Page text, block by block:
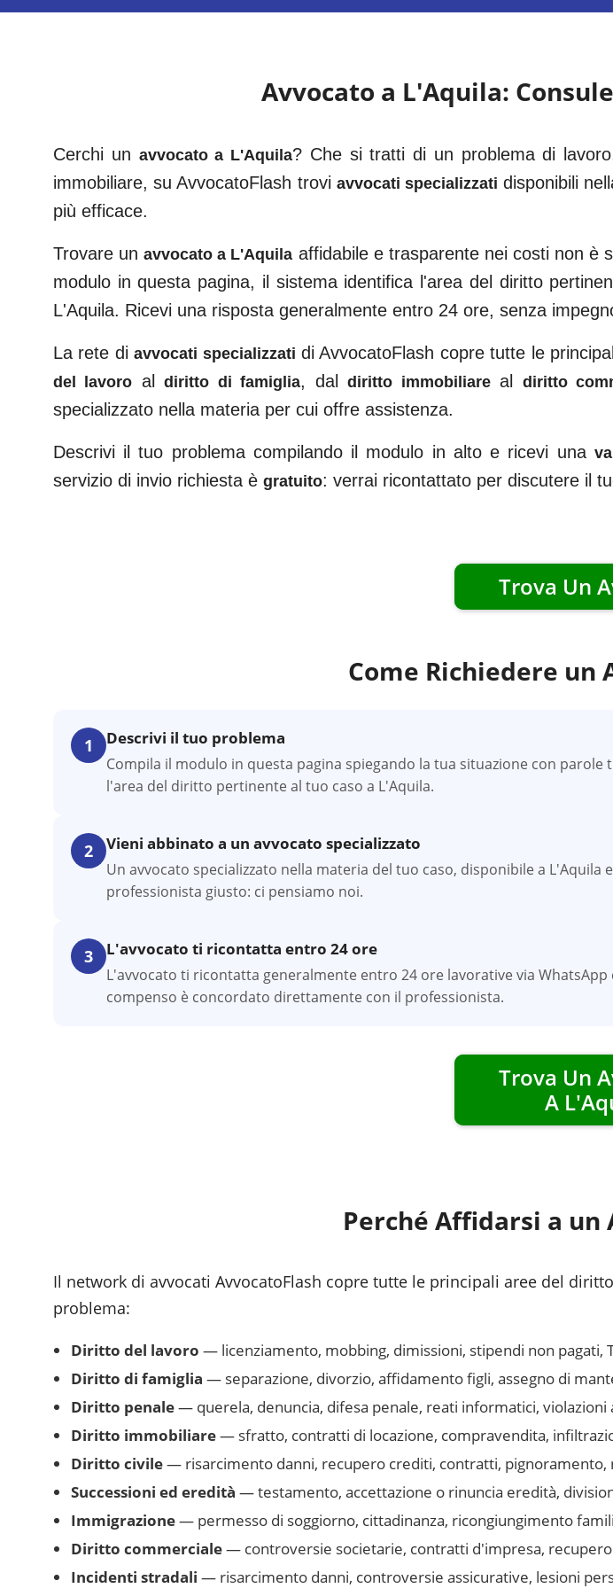
Avvocato a L'Aquila:
Cerchi un avvocato a L'Aquila? Che si tratti di un problema di
immobiliare, su AvvocatoFlash trovi avvocati specializzati disponibili
più efficace.
Trovare unavvocato a L'Aquila affidabile e trasparente nei costi non è
modulo in questa pagina, il sistema identifica l'area del diritto
L'Aquila. Ricevi una risposta generalmente entro 24 ore, senza
La rete diavvocati specializzati di AvvocatoFlash copre tutte le
del lavoro al diritto di famiglia, dal diritto immobiliareal diritto
specializzato nella materia per cui offre assistenza.
Descrivi il tuo problema compilando il modulo in alto e ricevi una
servizio di invio richiesta è gratuito: verrai ricontattato per discutere il
Trova Un
Come Richiedere un
1 Descrivi il tuo problema
Compila il modulo in questa pagina spiegando la tua situazione con
l'area del diritto pertinente al tuo caso a L'Aquila.
2 Vieni abbinato a un avvocato specializzato
Un avvocato specializzato nella materia del tuo caso, disponibile a
professionista giusto: ci pensiamo noi.
3 L'avvocato ti ricontatta entro 24 ore
L'avvocato ti ricontatta generalmente entro 24 ore lavorative via
compenso è concordato direttamente con il professionista.
Trova Un
A
Perché Affidarsi a un
Il network di avvocati AvvocatoFlash copre tutte le principali aree del
problema:
Diritto del lavoro — licenziamento, mobbing, dimissioni, stipendi non pagati,
Diritto di famiglia — separazione, divorzio, affidamento figli, assegno di
Diritto penale— querela, denuncia, difesa penale, reati informatici,
Diritto immobiliare— sfratto, contratti di locazione, compravendita,
Diritto civile— risarcimento danni, recupero crediti, contratti, pignoramento,
Successioni ed eredità — testamento, accettazione o rinuncia eredità,
Immigrazione— permesso di soggiorno, cittadinanza, ricongiungimento
Diritto commerciale— controversie societarie, contratti d'impresa,
Incidenti stradali — risarcimento danni, controversie assicurative, lesioni